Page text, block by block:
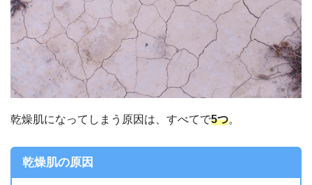
乾燥肌になってしまう原因は、すべてで5つ。
乾燥肌の原因